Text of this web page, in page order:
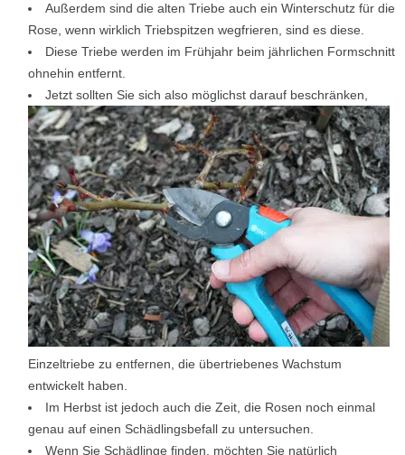
Außerdem sind die alten Triebe auch ein Winterschutz für die
Rose, wenn wirklich Triebspitzen wegfrieren, sind es diese.
Diese Triebe werden im Frühjahr beim jährlichen Formschnitt
ohnehin entfernt.
Jetzt sollten Sie sich also möglichst darauf beschränken,
Einzeltriebe zu entfernen, die übertriebenes Wachstum
entwickelt haben.
Im Herbst ist jedoch auch die Zeit, die Rosen noch einmal
genau auf einen Schädlingsbefall zu untersuchen.
Wenn Sie Schädlinge finden, möchten Sie natürlich